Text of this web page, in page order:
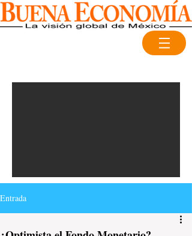
Entrada